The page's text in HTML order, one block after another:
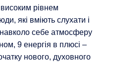
рівнем
які вміють слухати і
себе атмосферу
9 енергія в плюсі –
нового, духовного